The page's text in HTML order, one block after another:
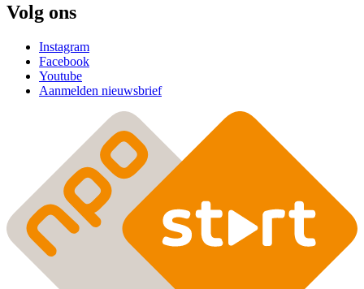
Volg ons
Instagram
Facebook
Youtube
Aanmelden nieuwsbrief